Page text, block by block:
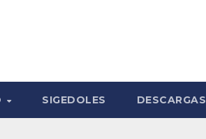
SIGEDOLES DESCARGAS